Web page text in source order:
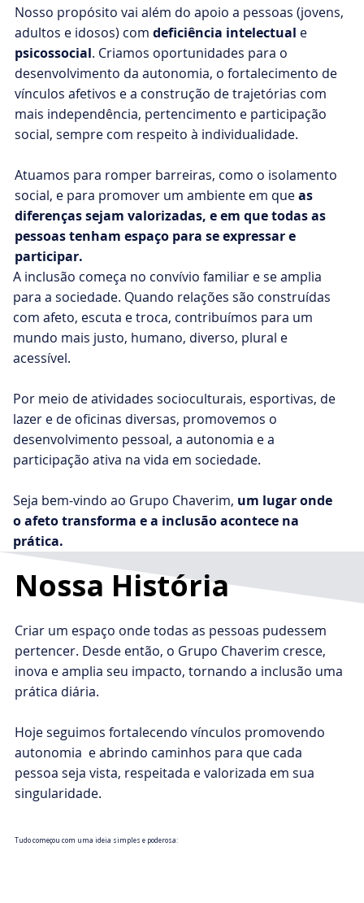
Nosso propósito vai além do apoio a pessoas (jovens,
adultos e idosos) com deficiência intelectual e
psicossocial. Criamos oportunidades para o
desenvolvimento da autonomia, o fortalecimento de
vínculos afetivos e a construção de trajetórias com
mais independência, pertencimento e participação
social, sempre com respeito à individualidade.
Atuamos para romper barreiras, como o isolamento
social, e para promover um ambiente em queas
diferenças sejam valorizadas, e em que todas as
pessoas tenham espaço para se expressar e
participar.
A inclusão começa no convívio familiar e se amplia
para a sociedade. Quando relações são construídas
com afeto, escuta e troca, contribuímos para um
mundo mais justo, humano, diverso, plural e
acessível.
Por meio de atividades socioculturais, esportivas, de
lazer e de oficinas diversas, promovemos o
desenvolvimento pessoal, a autonomia e a
participação ativa na vida em sociedade.
Seja bem-vindo ao Grupo Chaverim, um lugar onde
o afeto transforma e a inclusão acontece na
prática.
Nossa História
Criar um espaço onde todas as pessoas pudessem
pertencer. Desde então, o Grupo Chaverim cresce,
inova e amplia seu impacto, tornando a inclusão uma
prática diária.
Hoje seguimos fortalecendo vínculos promovendo
autonomia e abrindo caminhos para que cada
pessoa seja vista, respeitada e valorizada em sua
singularidade.
Tudo começou com uma ideia simples e poderosa: